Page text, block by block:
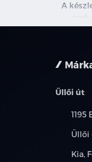
A
Üllői út
1195
Cím:
Üllői
Kia,